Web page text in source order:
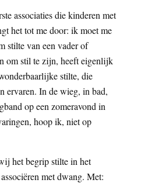
associaties die kinderen met
het tot me door: ik moet me
stilte van een vader of
om stil te zijn, heeft eigenlijk
stilte, die
ervaren. In de wieg, in bad,
op een zomeravond in
hoop ik, niet op
het begrip stilte in het
met dwang. Met: